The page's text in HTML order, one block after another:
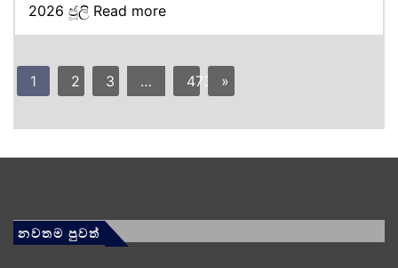
2026 ජූලි Read more
1 2 3 … 473 »
නවතම පුවත්